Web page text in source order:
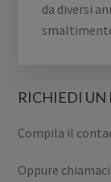
da diversi
RICHIEDI UN
Compila il
Oppure